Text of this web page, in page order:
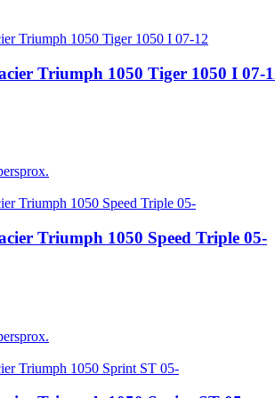
Triumph 1050 Tiger 1050 I 07-
Triumph 1050 Speed Triple 05-